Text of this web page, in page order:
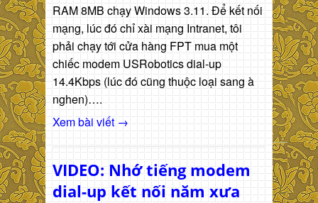
RAM 8MB chạy Windows 3.11. Để kết nối
mạng, lúc đó chỉ xài mạng Intranet, tôi
phải chạy tới cửa hàng FPT mua một
chiếc modem USRobotics dial-up
14.4Kbps (lúc đó cũng thuộc loại sang à
nghen)….
Xem bài viết →
VIDEO: Nhớ tiếng modem
dial-up kết nối năm xưa